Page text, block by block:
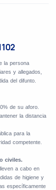
la persona
y allegados,
del difunto.
de su aforo.
la distancia
para la
competente.
civiles.
a cabo en
de higiene y
específicamente